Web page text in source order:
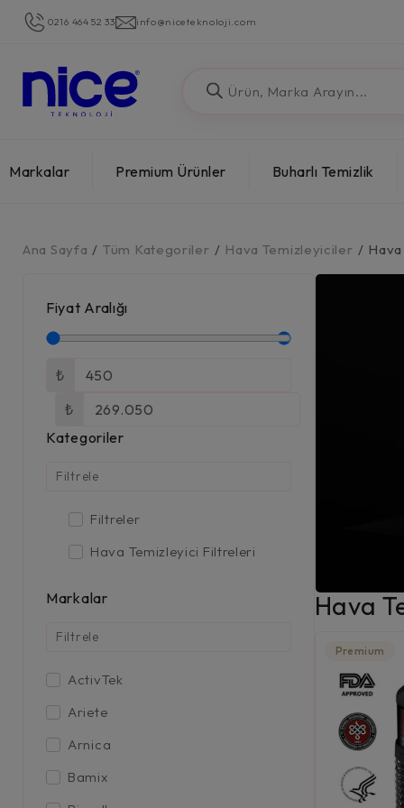
0216 464 52 33 info@niceteknoloji.com
Markalar Premium Ürünler Buharlı Temizlik
Ana Sayfa / Tüm Kategoriler / Hava Temizleyiciler /
Fiyat Aralığı
₺
₺
Kategoriler
Filtreler
Hava Temizleyici Filtreleri
Markalar
ActivTek
Ariete
Arnica
Bamix
Hava
Premium